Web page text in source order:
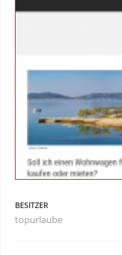
BESITZER
topurlaube